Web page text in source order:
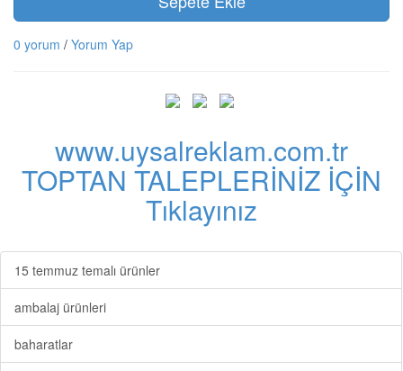
0 yorum / Yorum Yap
www.uysalreklam.com.tr
TOPTAN TALEPLERİNİZ İÇİN
Tıklayınız
15 temmuz temalı ürünler
ambalaj ürünleri
baharatlar